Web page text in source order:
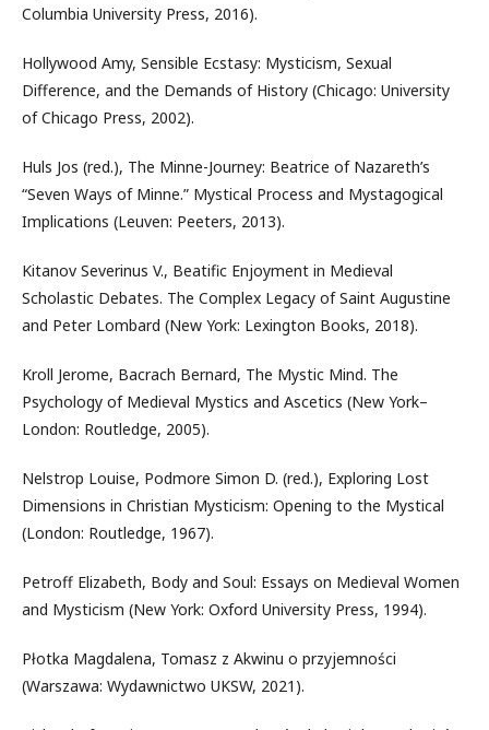
Columbia University Press, 2016).
Hollywood Amy, Sensible Ecstasy: Mysticism, Sexual
Difference, and the Demands of History (Chicago: University
of Chicago Press, 2002).
Huls Jos (red.), The Minne-Journey: Beatrice of Nazareth’s
“Seven Ways of Minne.” Mystical Process and Mystagogical
Implications (Leuven: Peeters, 2013).
Kitanov Severinus V., Beatific Enjoyment in Medieval
Scholastic Debates. The Complex Legacy of Saint Augustine
and Peter Lombard (New York: Lexington Books, 2018).
Kroll Jerome, Bacrach Bernard, The Mystic Mind. The
Psychology of Medieval Mystics and Ascetics (New York–
London: Routledge, 2005).
Nelstrop Louise, Podmore Simon D. (red.), Exploring Lost
Dimensions in Christian Mysticism: Opening to the Mystical
(London: Routledge, 1967).
Petroff Elizabeth, Body and Soul: Essays on Medieval Women
and Mysticism (New York: Oxford University Press, 1994).
Płotka Magdalena, Tomasz z Akwinu o przyjemności
(Warszawa: Wydawnictwo UKSW, 2021).